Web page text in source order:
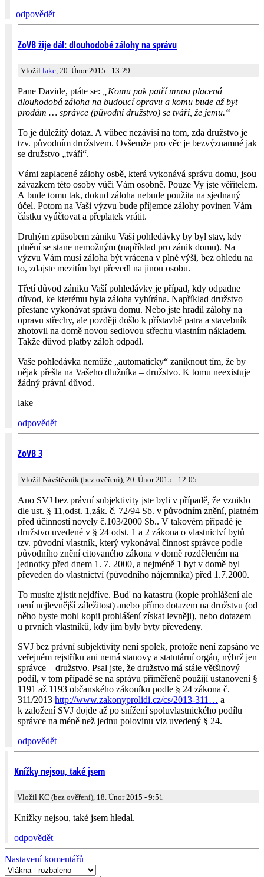
odpovědět
ZoVB žije dál: dlouhodobé zálohy na správu
Vložil lake, 20. Únor 2015 - 13:29
Pane Davide, ptáte se:
„Komu pak patří mnou placená
dlouhodobá záloha na budoucí opravu a komu bude až byt
prodám … správce (původní družstvo) se tváří, že jemu.“
To je důležitý dotaz. A vůbec nezávisí na tom, zda družstvo je
tzv. původním družstvem. Ovšemže pro věc je bezvýznamné jak
se družstvo „tváří“.
Vámi zaplacené zálohy osbě, která vykonává správu domu, jsou
závazkem této osoby vůči Vám osobně. Pouze Vy jste věřitelem.
A bude tomu tak, dokud záloha nebude použita na sjednaný
účel. Potom na Vaši výzvu bude příjemce zálohy povinen Vám
částku vyúčtovat a přeplatek vrátit.
Druhým způsobem zániku Vaší pohledávky by byl stav, kdy
plnění se stane nemožným (například pro zánik domu). Na
výzvu Vám musí záloha být vrácena v plné výši, bez ohledu na
to, zdajste mezitím byt převedl na jinou osobu.
Třetí důvod zániku Vaší pohledávky je případ, kdy odpadne
důvod, ke kterému byla záloha vybírána. Například družstvo
přestane vykonávat správu domu. Nebo jste hradil zálohy na
opravu střechy, ale později došlo k přístavbě patra a stavebník
zhotovil na domě novou sedlovou střechu vlastním nákladem.
Takže důvod platby záloh odpadl.
Vaše pohledávka nemůže „automaticky“ zaniknout tím, že by
nějak přešla na Vašeho dlužníka – družstvo. K tomu neexistuje
žádný právní důvod.
lake
odpovědět
ZoVB 3
Vložil Návštěvník (bez ověření), 20. Únor 2015 - 12:05
Ano SVJ bez právní subjektivity jste byli v případě, že vzniklo
dle ust. § 11,odst. 1,zák. č. 72/94 Sb. v původním znění, platném
před účinností novely č.103/2000 Sb.. V takovém případě je
družstvo uvedené v § 24 odst. 1 a 2 zákona o vlastnictví bytů
tzv. původní vlastník, který vykonával činnost správce podle
původního znění citovaného zákona v domě rozděleném na
jednotky před dnem 1. 7. 2000, a nejméně 1 byt v domě byl
převeden do vlastnictví (původního nájemníka) před 1.7.2000.
To musíte zjistit nejdříve. Buď na katastru (kopie prohlášení ale
není nejlevnější záležitost) anebo přímo dotazem na družstvu (od
něho byste mohl kopii prohlášení získat levněji), nebo dotazem
u prvních vlastníků, kdy jim byly byty převedeny.
SVJ bez právní subjektivity není spolek, protože není zapsáno ve
veřejném rejstříku ani nemá stanovy a statutární orgán, nýbrž jen
správce – družstvo. Psal jste, že družstvo má stále většinový
podíl, v tom případě se na správu přiměřeně použijí ustanovení §
1191 až 1193 občanského zákoníku podle § 24 zákona č.
311/2013 http://www.zakonyprolidi.cz/cs/2013-311… a
k založení SVJ dojde až po snížení spoluvlastnického podílu
správce na méně než jednu polovinu viz uvedený § 24.
odpovědět
Knížky nejsou, také jsem
Vložil KC (bez ověření), 18. Únor 2015 - 9:51
Knížky nejsou, také jsem hledal.
odpovědět
Nastavení komentářů